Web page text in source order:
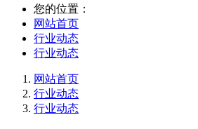
您的位置：
网站首页
行业动态
行业动态
网站首页
行业动态
行业动态